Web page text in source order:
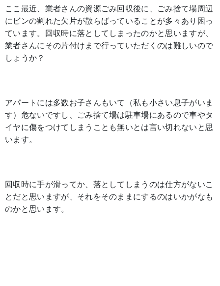
ここ最近、業者さんの資源ごみ回収後に、ごみ捨て場周辺
にビンの割れた欠片が散らばっていることが多々あり困っ
ています。回収時に落としてしまったのかと思いますが、
業者さんにその片付けまで行っていただくのは難しいので
しょうか？
アパートには多数お子さんもいて（私も小さい息子がいま
す）危ないですし、ごみ捨て場は駐車場にあるので車やタ
イヤに傷をつけてしまうことも無いとは言い切れないと思
います。
回収時に手が滑ってか、落としてしまうのは仕方がないこ
とだと思いますが、それをそのままにするのはいかがなも
のかと思います。